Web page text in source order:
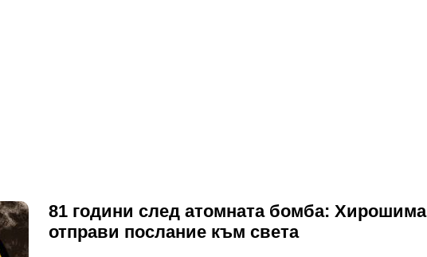
81 години след атомната бомба: Хирошима
отправи послание към света